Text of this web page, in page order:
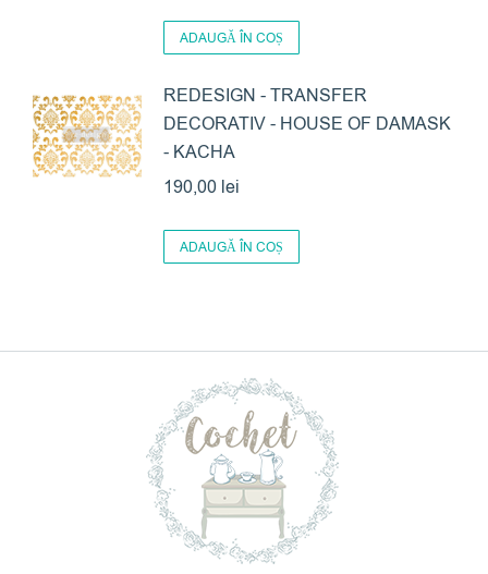
ADAUGĂ ÎN COȘ
REDESIGN - TRANSFER
DECORATIV - HOUSE OF DAMASK
- KACHA
190,00 lei
ADAUGĂ ÎN COȘ